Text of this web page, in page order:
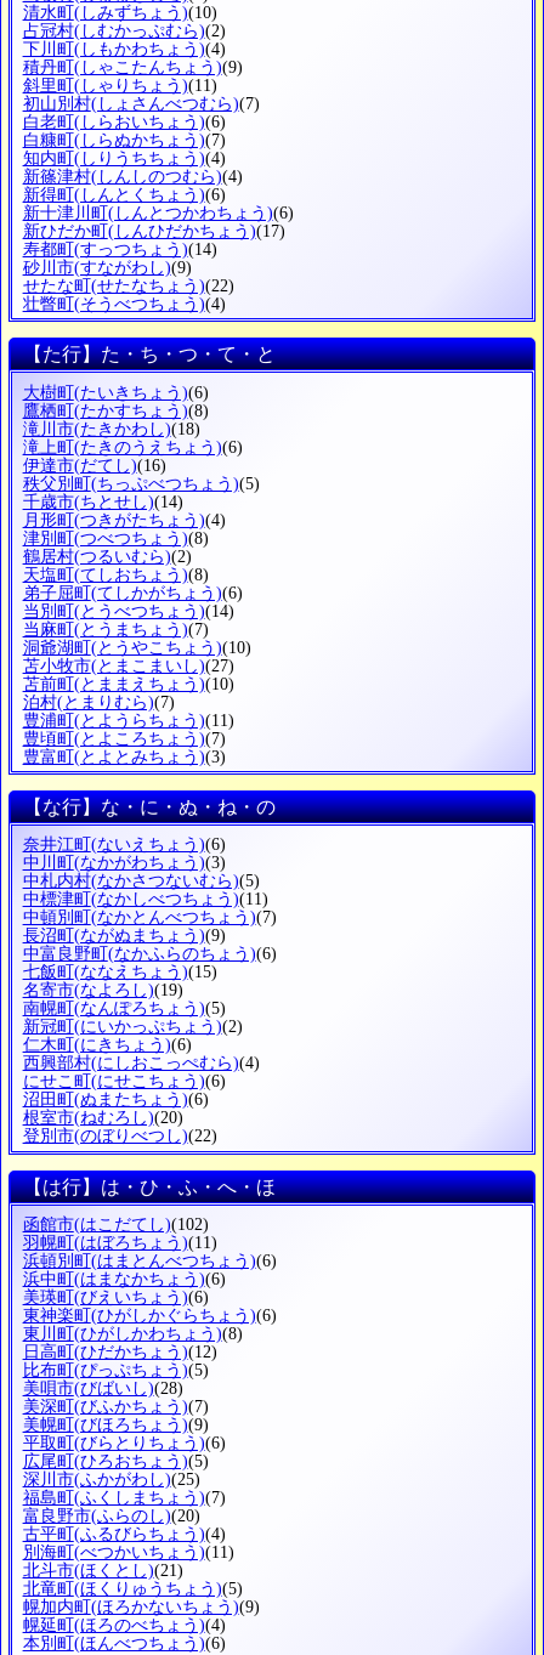
清水町 (しみずちょう)(10)
占冠村(しむかっぷむら)(2)
下川町 (しもかわちょう)(4)
積丹町 (しゃこたんちょう)(9)
斜里町 (しゃりちょう)(11)
初山別村(しょさんべつむら)(7)
白老町 (しらおいちょう)(6)
白糠町 (しらぬかちょう)(7)
知内町 (しりうちちょう)(4)
新篠津村(しんしのつむら)(4)
新得町 (しんとくちょう)(6)
新十津川町 (しんとつかわちょう)(6)
新ひだか町 (しんひだかちょう)(17)
寿都町 (すっつちょう)(14)
砂川市(すながわし)(9)
せたな町 (せたなちょう)(22)
壮瞥町 (そうべつちょう)(4)
【た行】た・ち・つ・て・と
大樹町(たいきちょう)(6)
鷹栖町(たかすちょう)(8)
滝川市(たきかわし)(18)
滝上町(たきのうえちょう)(6)
伊達市(だてし)(16)
秩父別町(ちっぷべつちょう)(5)
千歳市(ちとせし)(14)
月形町(つきがたちょう)(4)
津別町(つべつちょう)(8)
鶴居村(つるいむら)(2)
天塩町(てしおちょう)(8)
弟子屈町(てしかがちょう)(6)
当別町(とうべつちょう)(14)
当麻町(とうまちょう)(7)
洞爺湖町(とうやこちょう)(10)
苫小牧市(とまこまいし)(27)
苫前町(とままえちょう)(10)
泊村(とまりむら)(7)
豊浦町(とようらちょう)(11)
豊頃町(とよころちょう)(7)
豊富町(とよとみちょう)(3)
【な行】な・に・ぬ・ね・の
奈井江町 (ないえちょう)(6)
中川町 (なかがわちょう)(3)
中札内村(なかさつないむら)(5)
中標津町 (なかしべつちょう)(11)
中頓別町 (なかとんべつちょう)(7)
長沼町 (ながぬまちょう)(9)
中富良野町 (なかふらのちょう)(6)
七飯町 (ななえちょう)(15)
名寄市(なよろし)(19)
南幌町 (なんぽろちょう)(5)
新冠町 (にいかっぷちょう)(2)
仁木町 (にきちょう)(6)
西興部村(にしおこっぺむら)(4)
にせこ町 (にせこちょう)(6)
沼田町 (ぬまたちょう)(6)
根室市(ねむろし)(20)
登別市(のぼりべつし)(22)
【は行】は・ひ・ふ・へ・ほ
函館市(はこだてし)(102)
羽幌町 (はぼろちょう)(11)
浜頓別町 (はまとんべつちょう)(6)
浜中町 (はまなかちょう)(6)
美瑛町 (びえいちょう)(6)
東神楽町 (ひがしかぐらちょう)(6)
東川町 (ひがしかわちょう)(8)
日高町 (ひだかちょう)(12)
比布町 (ぴっぷちょう)(5)
美唄市(びばいし)(28)
美深町 (びふかちょう)(7)
美幌町 (びほろちょう)(9)
平取町 (びらとりちょう)(6)
広尾町 (ひろおちょう)(5)
深川市(ふかがわし)(25)
福島町 (ふくしまちょう)(7)
富良野市(ふらのし)(20)
古平町 (ふるびらちょう)(4)
別海町 (べつかいちょう)(11)
北斗市(ほくとし)(21)
北竜町 (ほくりゅうちょう)(5)
幌加内町 (ほろかないちょう)(9)
幌延町 (ほろのべちょう)(4)
本別町 (ほんべつちょう)(6)